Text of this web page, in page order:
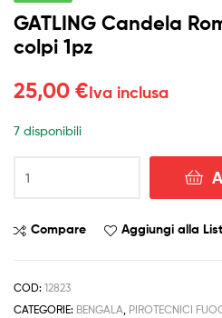
GATLING Candela
colpi 1pz
25,00 €Iva inclusa
7 disponibili
Candela
Media
1pz
quantità
Compare Aggiungi alla
COD: 12823
CATEGORIE: BENGALA, PIROTECNICI